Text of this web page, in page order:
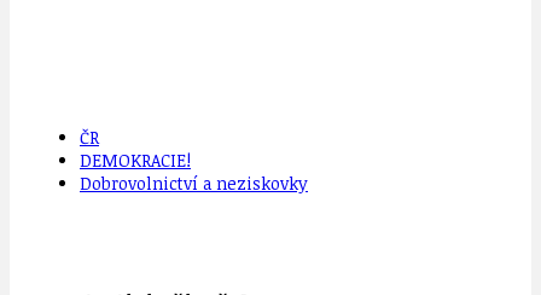
ČR
DEMOKRACIE!
Dobrovolnictví a neziskovky